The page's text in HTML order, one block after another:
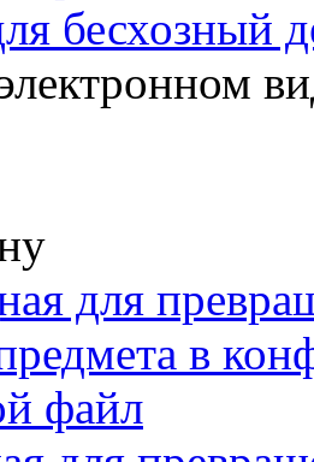
бесхозный